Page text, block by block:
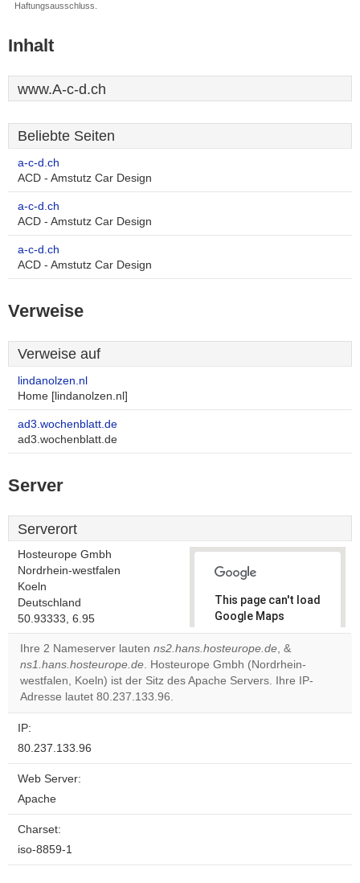
Haftungsausschluss.
Inhalt
www.A-c-d.ch
Beliebte Seiten
a-c-d.ch
ACD - Amstutz Car Design
a-c-d.ch
ACD - Amstutz Car Design
a-c-d.ch
ACD - Amstutz Car Design
Verweise
Verweise auf
lindanolzen.nl
Home [lindanolzen.nl]
ad3.wochenblatt.de
ad3.wochenblatt.de
Server
Serverort
Hosteurope Gmbh
Nordrhein-westfalen
Koeln
Deutschland
50.93333, 6.95
This page can't load
Google Maps
correctly.
Do you
own this
OK
Ihre 2 Nameserver lauten ns2.hans.hosteurope.de, &
ns1.hans.hosteurope.de. Hosteurope Gmbh (Nordrhein-
westfalen, Koeln) ist der Sitz des Apache Servers. Ihre IP-
Adresse lautet 80.237.133.96.
IP:
80.237.133.96
Web Server:
Apache
Charset:
iso-8859-1